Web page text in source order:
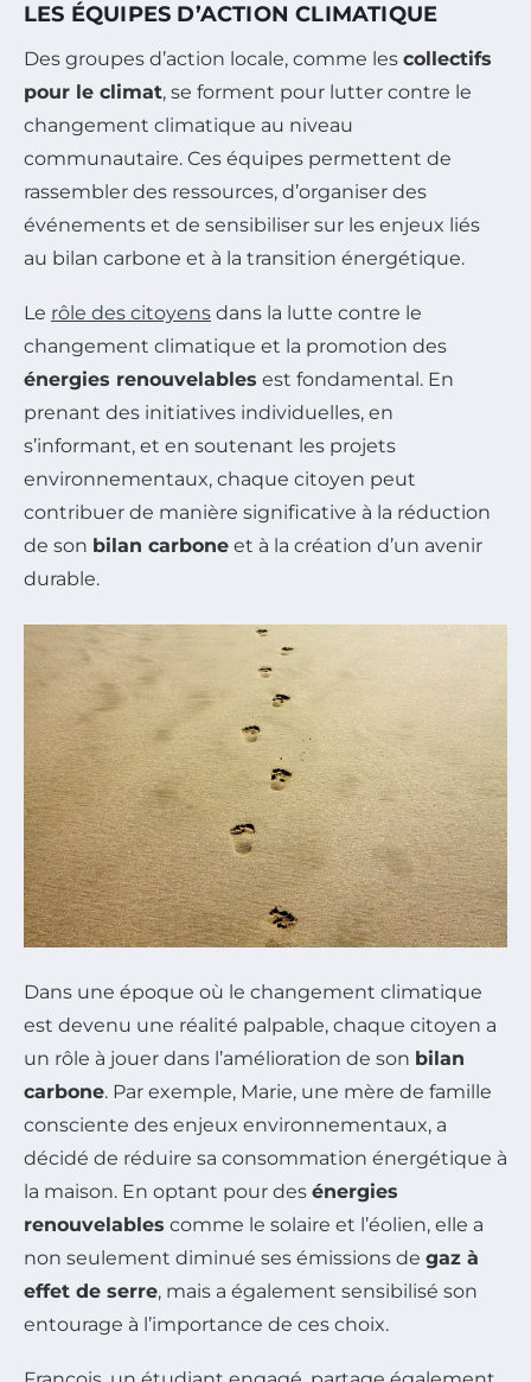
LES ÉQUIPES D’ACTION CLIMATIQUE
Des groupes d’action locale, comme les collectifs
pour le climat, se forment pour lutter contre le
changement climatique au niveau
communautaire. Ces équipes permettent de
rassembler des ressources, d’organiser des
événements et de sensibiliser sur les enjeux liés
au bilan carbone et à la transition énergétique.
Le rôle des citoyens dans la lutte contre le
changement climatique et la promotion des
énergies renouvelables est fondamental. En
prenant des initiatives individuelles, en
s’informant, et en soutenant les projets
environnementaux, chaque citoyen peut
contribuer de manière significative à la réduction
de son bilan carbone et à la création d’un avenir
durable.
Dans une époque où le changement climatique
est devenu une réalité palpable, chaque citoyen a
un rôle à jouer dans l’amélioration de son bilan
carbone. Par exemple, Marie, une mère de famille
consciente des enjeux environnementaux, a
décidé de réduire sa consommation énergétique à
la maison. En optant pour des énergies
renouvelables comme le solaire et l’éolien, elle a
non seulement diminué ses émissions de gaz à
effet de serre, mais a également sensibilisé son
entourage à l’importance de ces choix.